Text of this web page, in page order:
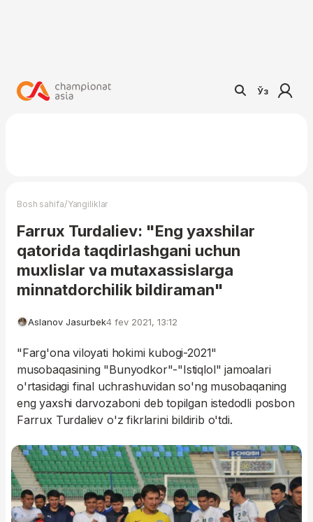
Ўз
Bosh sahifa/Yangiliklar
Farrux Turdaliev: "Eng yaxshilar
qatorida taqdirlashgani uchun
muxlislar va mutaxassislarga
minnatdorchilik bildiraman"
Aslanov Jasurbek4 fev 2021, 13:12
"Farg'ona viloyati hokimi kubogi-2021"
musobaqasining "Bunyodkor"-"Istiqlol" jamoalari
o'rtasidagi final uchrashuvidan so'ng musobaqaning
eng yaxshi darvozaboni deb topilgan istedodli posbon
Farrux Turdaliev o'z fikrlarini bildirib o'tdi.